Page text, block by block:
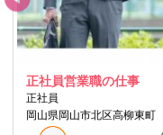
正社員営業職の仕事
正社員
岡山県岡山市北区高柳東町